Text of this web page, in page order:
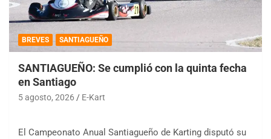
BREVES SANTIAGUEÑO
SANTIAGUEÑO: Se cumplió con la quinta fecha
en Santiago
5 agosto, 2026 E-Kart
El Campeonato Anual Santiagueño de Karting disputó su